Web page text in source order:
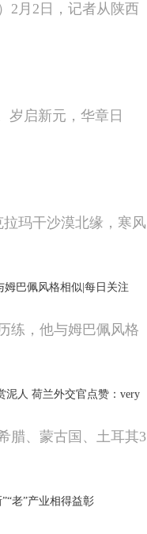
2月2日，记者从陕西
岁启新元，华章日
拉玛干沙漠北缘，寒风
巴佩风格相似|每日关注
练，他与姆巴佩风格
泥人 荷兰外交官点赞：very
腊、蒙古国、土耳其3
老”产业相得益彰